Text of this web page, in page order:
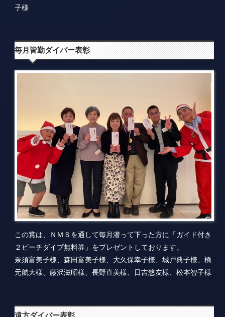
子様
毎月皆勤ダイバー表彰
この賞は、ＮＭＳを通して毎月潜って下った方に「ガイド付き
２ビーチダイブ無料券」をプレゼントしております。
奈須富美子様、森田富美子様、大久保幸子様、城戸典子様、橋
元航大様、藤沢滋昭様、長野直美様、日吉悠友様、松本智子様
遠方ダイバー表彰